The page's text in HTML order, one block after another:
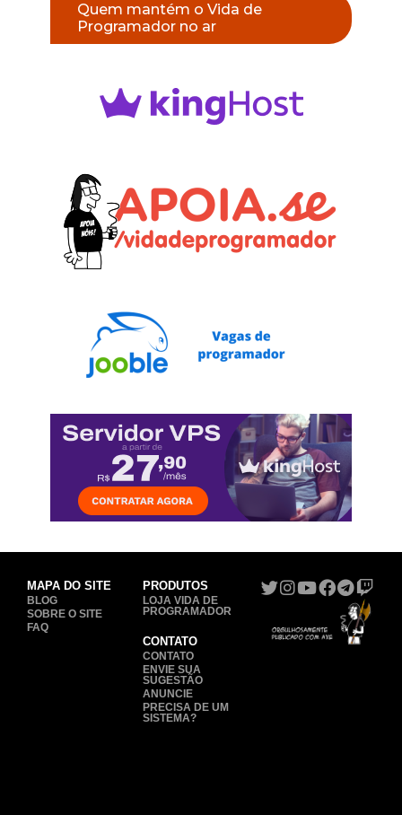
Quem mantém o Vida de
Programador no ar
MAPA DO SITE
BLOG
SOBRE O SITE
FAQ
PRODUTOS
LOJA VIDA DE
PROGRAMADOR
CONTATO
CONTATO
ENVIE SUA
SUGESTÃO
ANUNCIE
PRECISA DE UM
SISTEMA?